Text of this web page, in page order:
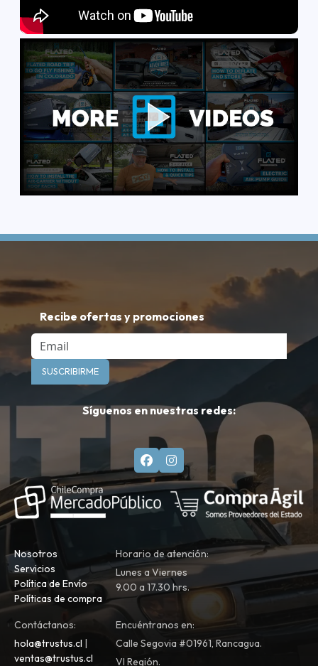
Recibe ofertas y promociones
Email
SUSCRIBIRME
Síguenos en nuestras redes:
Nosotros
Servicios
Política de Envío
Políticas de compra
Horario de atención:
Lunes a Viernes
9.00 a 17.30 hrs.
Contáctanos:
hola@trustus.cl |
ventas@trustus.cl
Encuéntranos en:
Calle Segovia #01961, Rancagua.
VI Región.